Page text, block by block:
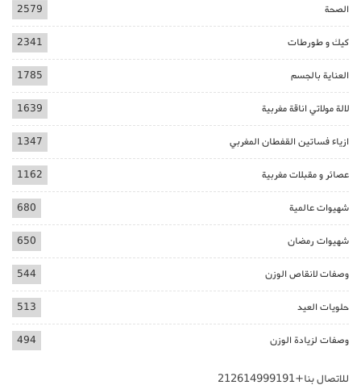
الصحة 2579
كيك و طورطات 2341
العناية بالجسم 1785
لالة مولاتي اناقة مغربية 1639
ازياء فساتين القفطان المغربي 1347
عصائر و مقبلات مغربية 1162
شهيوات عالمية 680
شهيوات رمضان 650
وصفات لانقاص الوزن 544
حلويات العيد 513
وصفات لزيادة الوزن 494
للاتصال بنا+212614999191